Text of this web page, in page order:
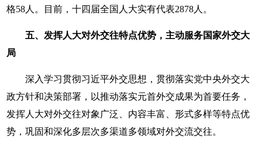
格58人。目前，十四届全国人大实有代表2878人。
五、发挥人大对外交往特点优势，主动服务国家外交大
局
深入学习贯彻习近平外交思想，贯彻落实党中央外交大
政方针和决策部署，以推动落实元首外交成果为首要任务，
发挥人大对外交往对象广泛、内容丰富、形式多样等特点优
势，巩固和深化多层次多渠道多领域对外交流交往。